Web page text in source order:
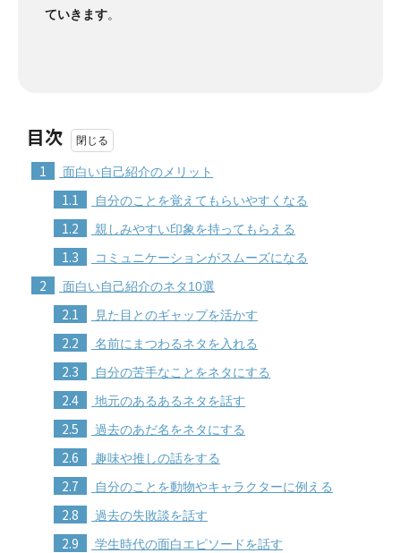
ていきます。
目次
1 面白い自己紹介のメリット
1.1 自分のことを覚えてもらいやすくなる
1.2 親しみやすい印象を持ってもらえる
1.3 コミュニケーションがスムーズになる
2 面白い自己紹介のネタ10選
2.1 見た目とのギャップを活かす
2.2 名前にまつわるネタを入れる
2.3 自分の苦手なことをネタにする
2.4 地元のあるあるネタを話す
2.5 過去のあだ名をネタにする
2.6 趣味や推しの話をする
2.7 自分のことを動物やキャラクターに例える
2.8 過去の失敗談を話す
2.9 学生時代の面白エピソードを話す